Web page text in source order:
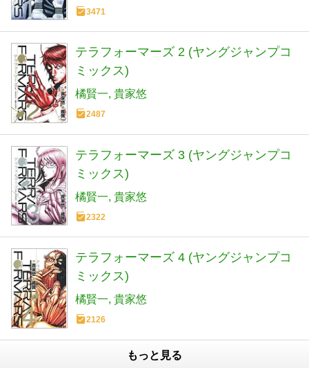
3471
テラフォーマーズ 2 (ヤングジャンプコ
ミックス)
橘賢一 貴家悠
2487
テラフォーマーズ 3 (ヤングジャンプコ
ミックス)
橘賢一 貴家悠
2322
テラフォーマーズ 4 (ヤングジャンプコ
ミックス)
橘賢一 貴家悠
2126
もっと見る